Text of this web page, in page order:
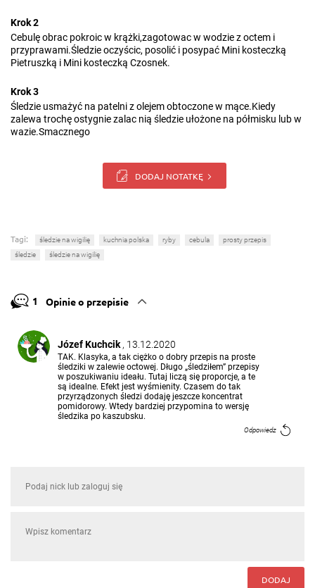
Krok 2
Cebulę obrac pokroic w krążki,zagotowac w wodzie z octem i
przyprawami.Śledzie oczyścic, posolić i posypać Mini kosteczką
Pietruszką i Mini kosteczką Czosnek.
Krok 3
Śledzie usmażyć na patelni z olejem obtoczone w mące.Kiedy
zalewa trochę ostygnie zalac nią śledzie ułożone na półmisku lub w
wazie.Smacznego
DODAJ NOTATKĘ
Tagi: śledzie na wigilię kuchnia polska ryby cebula
prosty przepis
śledzie
śledzie na wigilię
1 Opinie o przepisie
Józef Kuchcik, 13.12.2020
TAK. Klasyka, a tak ciężko o dobry przepis na proste
śledziki w zalewie octowej. Długo „śledziłem” przepisy
w poszukiwaniu ideału. Tutaj liczą się proporcje, a te
są idealne. Efekt jest wyśmienity. Czasem do tak
przyrządzonych śledzi dodaję jeszcze koncentrat
pomidorowy. Wtedy bardziej przypomina to wersję
śledzika po kaszubsku.
Odpowiedz
DODAJ